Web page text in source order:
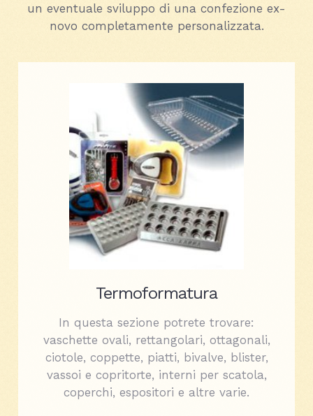
un eventuale sviluppo di una confezione ex-
novo completamente personalizzata.
Termoformatura
In questa sezione potrete trovare:
vaschette ovali, rettangolari, ottagonali,
ciotole, coppette, piatti, bivalve, blister,
vassoi e copritorte, interni per scatola,
coperchi, espositori e altre varie.